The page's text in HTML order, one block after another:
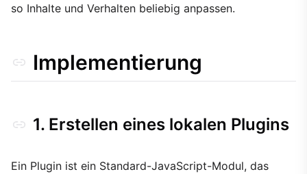
so Inhalte und Verhalten beliebig anpassen.
Implementierung
1. Erstellen eines lokalen Plugins
Ein Plugin ist ein Standard-JavaScript-Modul, das